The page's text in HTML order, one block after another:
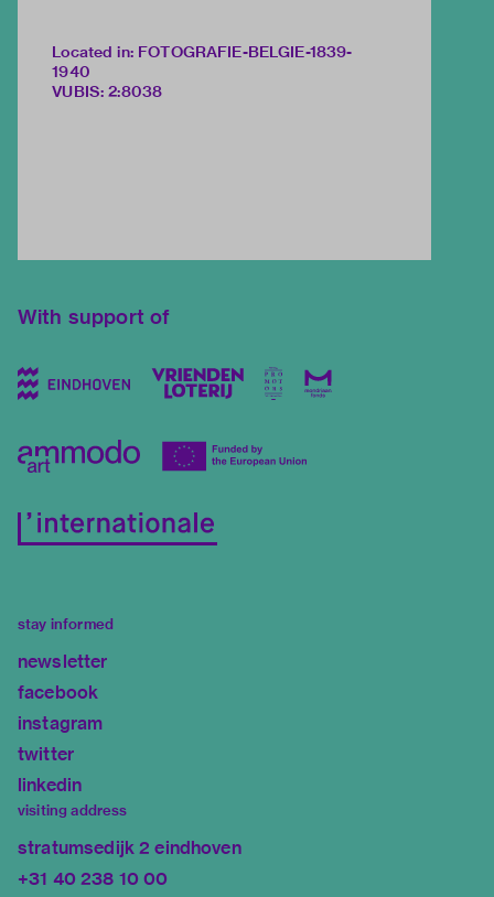
Located in: FOTOGRAFIE-BELGIE-1839-
1940
VUBIS: 2:8038
With support of
stay informed
newsletter
facebook
instagram
twitter
linkedin
visiting address
stratumsedijk 2 eindhoven
+31 40 238 10 00